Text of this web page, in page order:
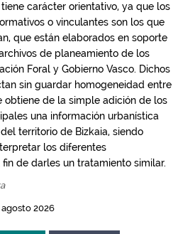
carácter orientativo, ya que los
o vinculantes son los que
que están elaborados en soporte
de planeamiento de los
Foral y Gobierno Vasco. Dichos
sin guardar homogeneidad entre
obtiene de la simple adición de los
una información urbanística
territorio de Bizkaia, siendo
los diferentes
de darles un tratamiento similar.
2026